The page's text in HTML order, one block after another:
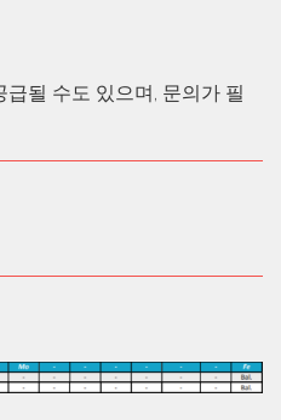
될 수도 있으며, 문의가 필